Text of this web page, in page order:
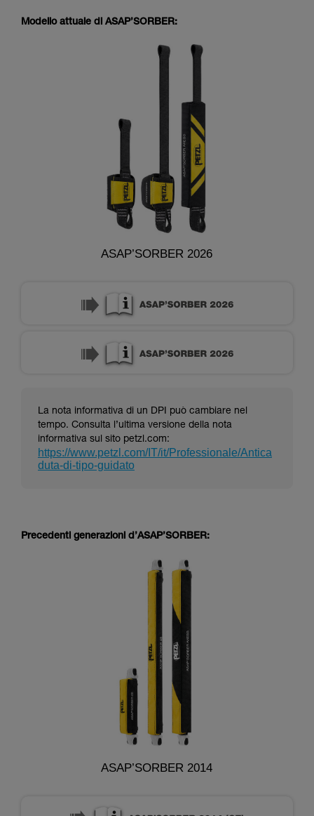
Modello attuale di ASAP’SORBER:
ASAP’SORBER 2026
La nota informativa di un DPI può cambiare nel
tempo. Consulta l’ultima versione della nota
informativa sul sito petzl.com:
https://www.petzl.com/IT/it/Professionale/Antica
duta-di-tipo-guidato
Precedenti generazioni d’ASAP’SORBER:
ASAP’SORBER 2014